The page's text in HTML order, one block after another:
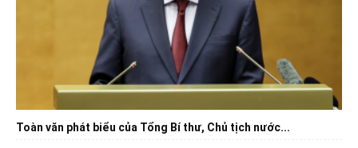
Toàn văn phát biểu của Tổng Bí thư, Chủ tịch nước...